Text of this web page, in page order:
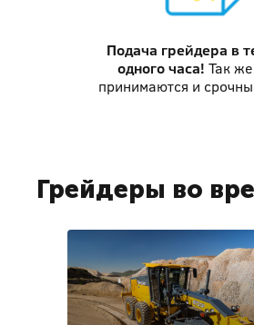
Подача грейдера в
одного часа! Так
принимаются и
Грейдеры во